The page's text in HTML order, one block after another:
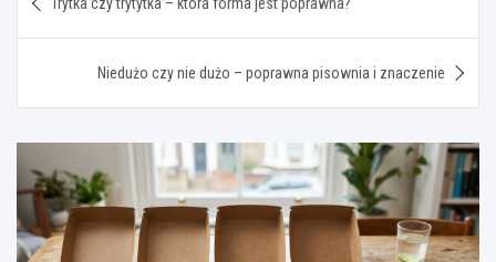
wpisu
Trytka czy trytytka – która forma jest poprawna?
Niedużo czy nie dużo – poprawna pisownia i znaczenie